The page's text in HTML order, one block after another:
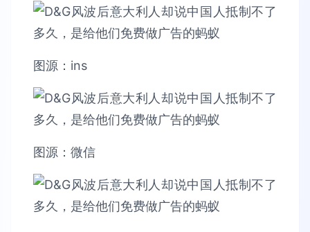
图源：ins
图源：微信